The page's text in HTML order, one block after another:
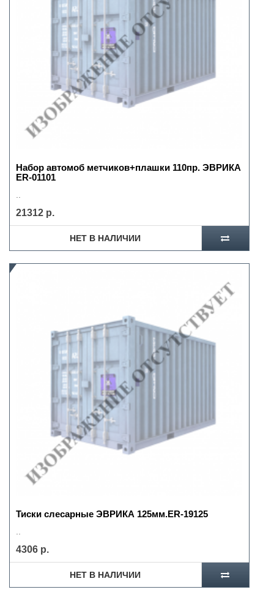
Набор автомоб метчиков+плашки 110пр. ЭВРИКА
ER-01101
21312 р.
НЕТ В НАЛИЧИИ
Тиски слесарные ЭВРИКА 125мм.ER-19125
4306 р.
НЕТ В НАЛИЧИИ